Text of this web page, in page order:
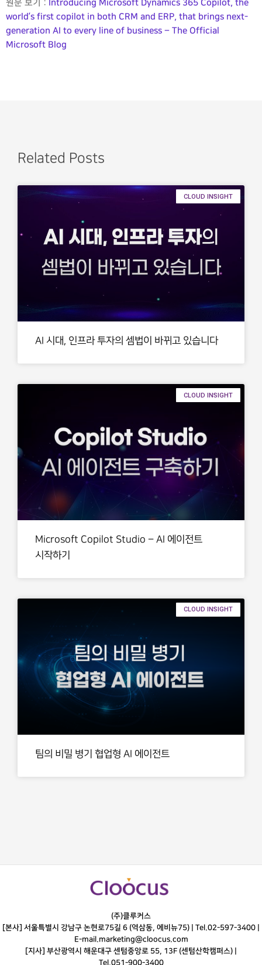
원문 보기 : Introducing Microsoft Dynamics 365 Copilot, the
world’s first copilot in both CRM and ERP, that brings next-
generation AI to every line of business – The Official
Microsoft Blog
Related Posts
CLOUD INSIGHT
AI 시대, 인프라 투자의 셈법이 바뀌고 있습니다
CLOUD INSIGHT
Microsoft Copilot Studio – AI 에이전트
시작하기
CLOUD INSIGHT
팀의 비밀 병기 협업형 AI 에이전트
(주)클루커스
[본사] 서울특별시 강남구 논현로75길 6 (역삼동, 에비뉴75) | Tel.02-597-3400
E-mail. marketing@cloocus.com
[지사] 부산광역시 해운대구 센텀중앙로 55, 13F (센텀산학캠퍼스) |
Tel. 051-900-3400